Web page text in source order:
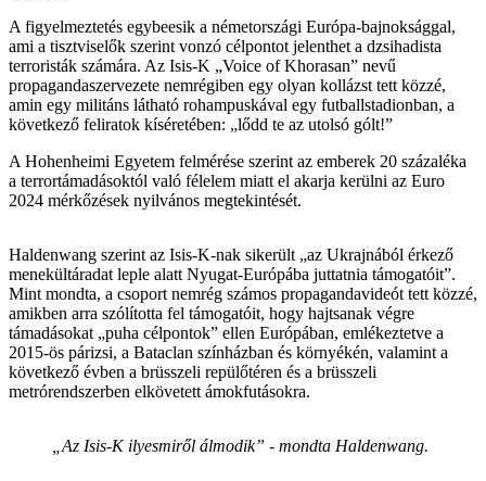
A figyelmeztetés egybeesik a németországi Európa-bajnoksággal,
ami a tisztviselők szerint vonzó célpontot jelenthet a dzsihadista
terroristák számára. Az Isis-K „Voice of Khorasan” nevű
propagandaszervezete nemrégiben egy olyan kollázst tett közzé,
amin egy militáns látható rohampuskával egy futballstadionban, a
következő feliratok kíséretében: „lődd te az utolsó gólt!”
A Hohenheimi Egyetem felmérése szerint az emberek 20 százaléka
a terrortámadásoktól való félelem miatt el akarja kerülni az Euro
2024 mérkőzések nyilvános megtekintését.
Haldenwang szerint az Isis-K-nak sikerült „az Ukrajnából érkező
menekültáradat leple alatt Nyugat-Európába juttatnia támogatóit”.
Mint mondta, a csoport nemrég számos propagandavideót tett közzé,
amikben arra szólította fel támogatóit, hogy hajtsanak végre
támadásokat „puha célpontok” ellen Európában, emlékeztetve a
2015-ös párizsi, a Bataclan színházban és környékén, valamint a
következő évben a brüsszeli repülőtéren és a brüsszeli
metrórendszerben elkövetett ámokfutásokra.
„Az Isis-K ilyesmiről álmodik” - mondta Haldenwang.